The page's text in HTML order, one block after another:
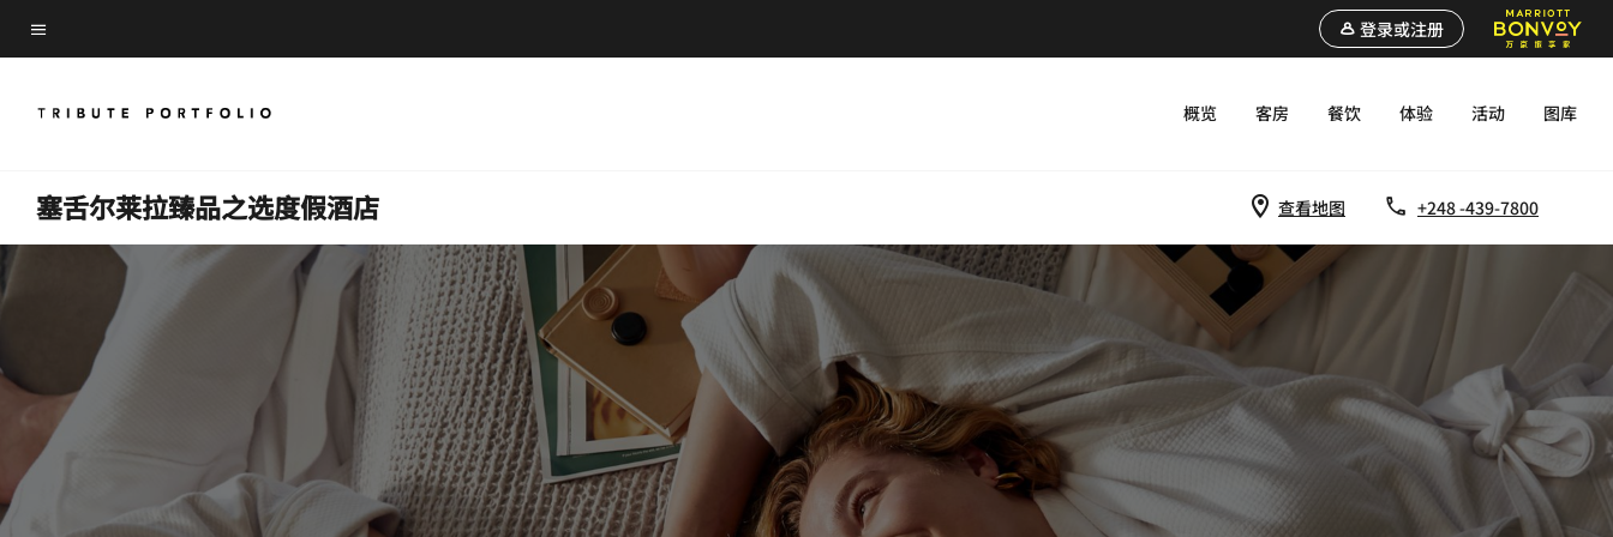
content
Skip
to
content
菜单文本
登录或注册
概览 客房 餐饮 体验 活动 图库
塞舌尔莱拉臻品之选度假酒店 查看地图 +248 -439-7800